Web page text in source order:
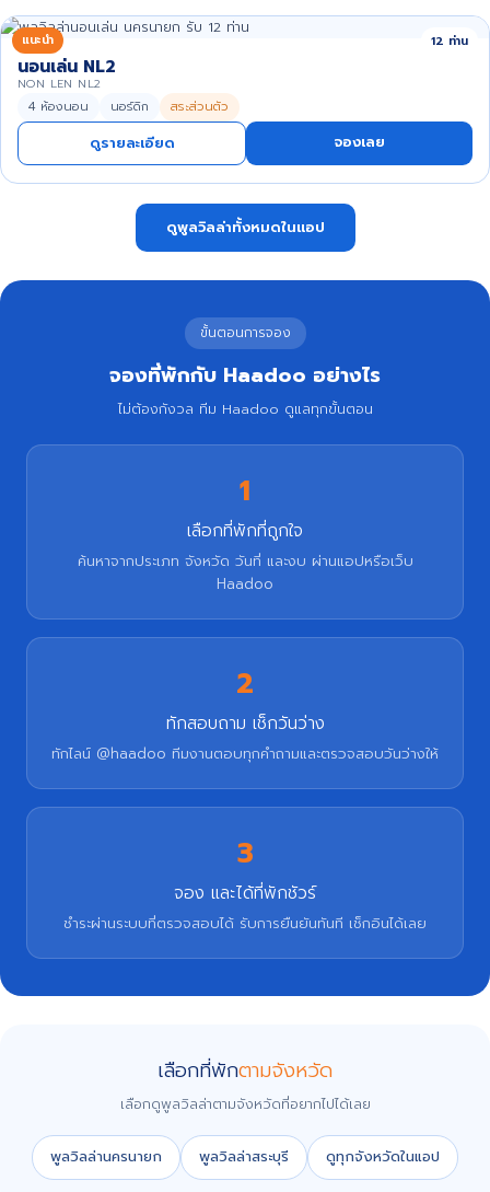
แนะนำ 12 ท่าน
นอนเล่น NL2
NON LEN NL2
4 ห้องนอน นอร์ดิก สระส่วนตัว
ดูรายละเอียด จองเลย
ดูพูลวิลล่าทั้งหมดในแอป
ขั้นตอนการจอง
จองที่พักกับ Haadoo อย่างไร
ไม่ต้องกังวล ทีม Haadoo ดูแลทุกขั้นตอน
1
เลือกที่พักที่ถูกใจ
ค้นหาจากประเภท จังหวัด วันที่ และงบ ผ่านแอปหรือเว็บ
Haadoo
2
ทักสอบถาม เช็กวันว่าง
ทักไลน์ @haadoo ทีมงานตอบทุกคำถามและตรวจสอบวันว่างให้
3
จอง และได้ที่พักชัวร์
ชำระผ่านระบบที่ตรวจสอบได้ รับการยืนยันทันที เช็กอินได้เลย
เลือกที่พักตามจังหวัด
เลือกดูพูลวิลล่าตามจังหวัดที่อยากไปได้เลย
พูลวิลล่านครนายก พูลวิลล่าสระบุรี ดูทุกจังหวัดในแอป